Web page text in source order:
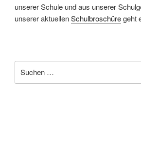
unserer Schule und aus unserer
unserer aktuellenSchulbroschüregeht
nach: